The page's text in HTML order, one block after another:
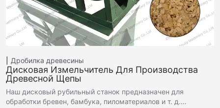
Дробилка древесины
Дисковая Измельчитель Для Производства
Древесной Щепы
Наш дисковый рубильный станок предназначен для
обработки бревен, бамбука, пиломатериалов и т. д.…